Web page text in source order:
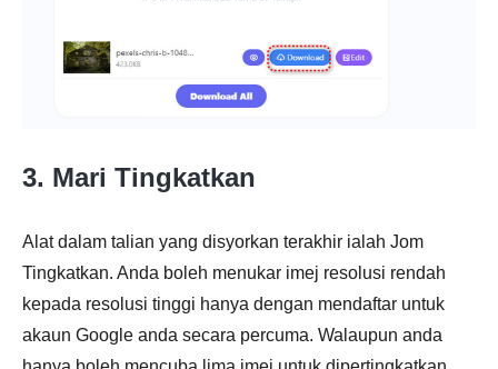
3. Mari Tingkatkan
Alat dalam talian yang disyorkan terakhir ialah Jom
Tingkatkan. Anda boleh menukar imej resolusi rendah
kepada resolusi tinggi hanya dengan mendaftar untuk
akaun Google anda secara percuma. Walaupun anda